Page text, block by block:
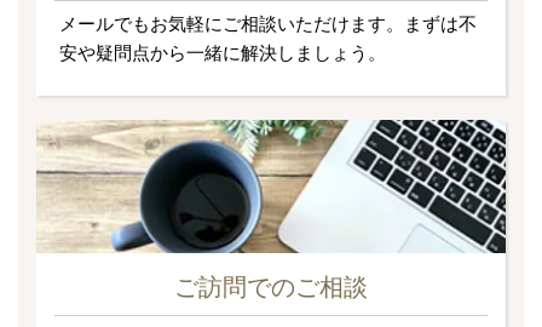
メールでもお気軽にご相談いただけます。まずは不
安や疑問点から一緒に解決しましょう。
ご訪問でのご相談